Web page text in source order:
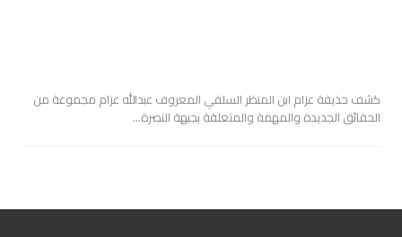
كشف حذيفة عزام ابن المنظر السلفي المعروف عبدالله عزام مجموعة من
الحقائق الجديدة والمهمة والمتعلقة بجبهة النصرة…